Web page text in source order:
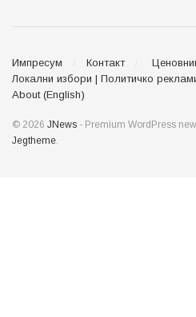
Импресум Контакт
Локални избори | Политичко
About (English)
© 2026 JNews - Premium WordPress
Jegtheme.